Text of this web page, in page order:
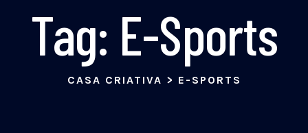
Tag: E-Sports
CASA CRIATIVA > E-SPORTS